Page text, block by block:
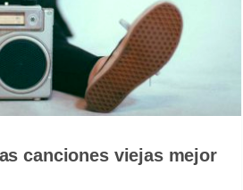
canciones viejas mejor